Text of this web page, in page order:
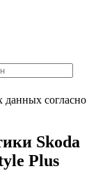
данных согласно
Skoda
Plus